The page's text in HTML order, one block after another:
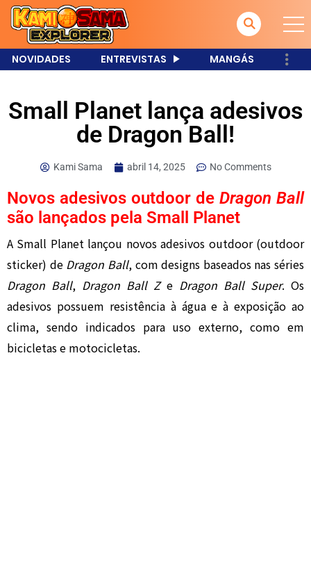
NOVIDADES ENTREVISTAS MANGÁS
Small Planet lança adesivos
de Dragon Ball!
Kami Sama abril 14, 2025 No Comments
Novos adesivos outdoor de Dragon Ball
são lançados pela Small Planet
A Small Planet lançou novos adesivos outdoor (outdoor
sticker) de Dragon Ball, com designs baseados nas séries
Dragon Ball, Dragon Ball Ze Dragon Ball Super. Os
adesivos possuem resistência à água e à exposição ao
clima, sendo indicados para uso externo, como em
bicicletas e motocicletas.